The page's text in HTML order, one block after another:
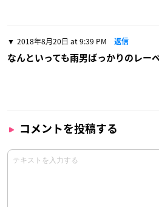
2018年8月20日 at 9:39 PM 返信
なんといっても雨男ばっかりのレー
コメントを投稿する